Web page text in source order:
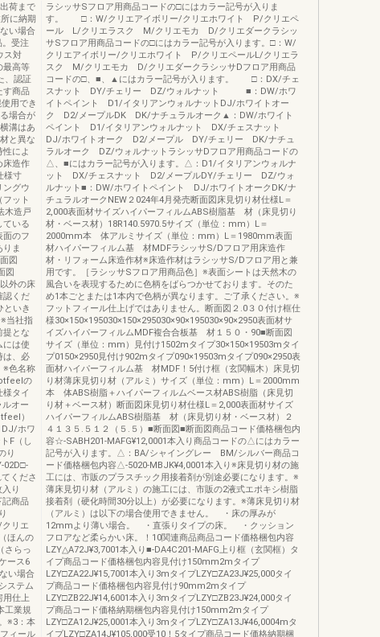
荷まで
に納期
い場合
受注
ス対
最高等
、認証
す商品
用でき
場合が
溝はあ
と異な
によ
床造作
様寸
グウ
ット
木造戸
ている
面のフ
ま
図
図
外の床
認くだ
といき
※当社指
提とな
には使
は、必
※色名称
の
様タイ
オー
）
DJ/ホワ
F（し
り
02D□-
くださ
り
記商品
リエ
ほんの
らっ
ース6
い場合
ステム
仕上
工業規
※3：本
ィール
ラシッサSフロア用商品コードの□にはカラー記号が入りま
す。 □：W/クリエアイボリー/クリエホワイト P/クリエペ
ール L/クリエラスク M/クリエモカ D/クリエダークラシッ
サSフロア用商品コードの□にはカラー記号が入ります。□：W/
クリエアイボリー/クリエホワイト P/クリエペールL/クリエラ
スク M/クリエモカ D/クリエダークラシッサDフロア用商品
コードの□、■、▲にはカラー記号が入ります。 □：DX/チェ
スナット DY/チェリー DZ/ウォルナット ■：DW/ホワ
イトペイント D1/イタリアンウォルナットDJ/ホワイトオー
ク D2/メープルDK DK/ナチュラルオーク▲：DW/ホワイト
ペイント D1/イタリアンウォルナット DX/チェスナット
DJ/ホワイトオーク D2/メープル DY/チェリー DK/ナチュ
ラルオーク DZ/ウォルナットラシッサDフロア用商品コードの
△、■にはカラー記号が入ります。△：D1/イタリアンウォルナ
ット DX/チェスナット D2/メープルDY/チェリー DZ/ウォ
ルナット■：DW/ホワイトペイント DJ/ホワイトオークDK/ナ
チュラルオークNEW２024年4月発売断面図床見切り材仕様L＝
2,000表面材サイズハイパーフィルムABS樹脂基 材（床見切り
材・ベース材）18R140.5970.5サイズ（単位：mm）L＝
2000mm本 体アルミサイズ（単位：mm）L＝1980mm表面
材ハイパーフィルム基 材MDFラシッサS/Dフロア用床造作
材・リフォーム床造作材※床造作材はラシッサS/Dフロア用と兼
用です。［ラシッサSフロア用商品色］※表面シートは天然木の
風合いを表現するために色柄をばらつかせております。そのた
め1本ごとまたは1本内で色柄が異なります。ご了承ください。※
フットフィール仕上げではありません。断面図２.0３０付け框仕
様30×150×195030×150×295030×90×195030×90×2950表面材サ
イズハイパーフィルムMDF複合合板基 材１５０・90■断面図
サイズ（単位：mm）見付け1502mタイプ30×150×19503mタイ
プ0150×2950見付け902mタイプ090×19503mタイプ090×2950表
面材ハイパーフィルム基 材MDF！5付け框（玄関幅木）床見切
り材薄床見切り材（アルミ）サイズ（単位：mm）L＝2000mm
本 体ABS樹脂＋ハイパーフィルムベース材ABS樹脂（床見切
り材＋ベース材）断面図床見切り材仕様L＝2,000表面材サイズ
ハイパーフィルムABS樹脂基 材（床見切り材・ベース材）２
４１３５.５１２（５.５）■断面図■断面図商品コード価格梱包内
容☆-SABH201-MAFG¥12,0001本入り商品コードの△にはカラー
記号が入ります。△：BA/シャイングレー BM/シルバー商品コ
ード価格梱包内容△-5020-MBJK¥4,0001本入り※床見切り材の施
工には、市販のプラスチック用接着剤が別途必要になります。※
薄床見切り材（アルミ）の施工には、市販の2液式エポキシ樹脂
接着剤（硬化時間30分以上）が必要になります。※薄床見切り材
（アルミ）は以下の場合使用できません。 ・床の厚みが
12mmより薄い場合。 ・直張りタイプの床。 ・クッション
フロアなど柔らかい床。！10関連商品商品コード価格梱包内容
LZY△A72J¥3,7001本入り■-DA4C201-MAFG上り框（玄関框）タ
イプ商品コード価格梱包内容見付け150mm2mタイプ
LZY□ZA22J¥15,7001本入り3mタイプLZY□ZA23J¥25,000タイ
プ商品コード価格梱包内容見付け90mm2mタイプ
LZY□ZB22J¥14,6001本入り3mタイプLZY□ZB23J¥24,000タイ
プ商品コード価格納期梱包内容見付け150mm2mタイプ
LZY□ZA12J¥25,0001本入り3mタイプLZY□ZA13J¥46,0004mタ
イプLZY□ZA14J¥105,000受10！5タイプ商品コード価格納期梱